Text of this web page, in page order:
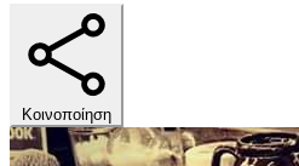
Κοινοποίηση